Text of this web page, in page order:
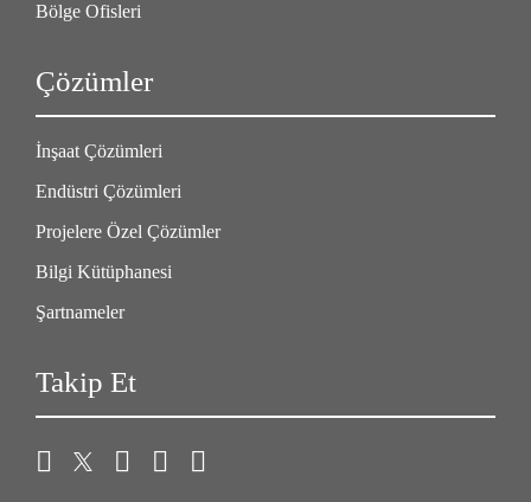
Bölge Ofisleri
Çözümler
İnşaat Çözümleri
Endüstri Çözümleri
Projelere Özel Çözümler
Bilgi Kütüphanesi
Şartnameler
Takip Et